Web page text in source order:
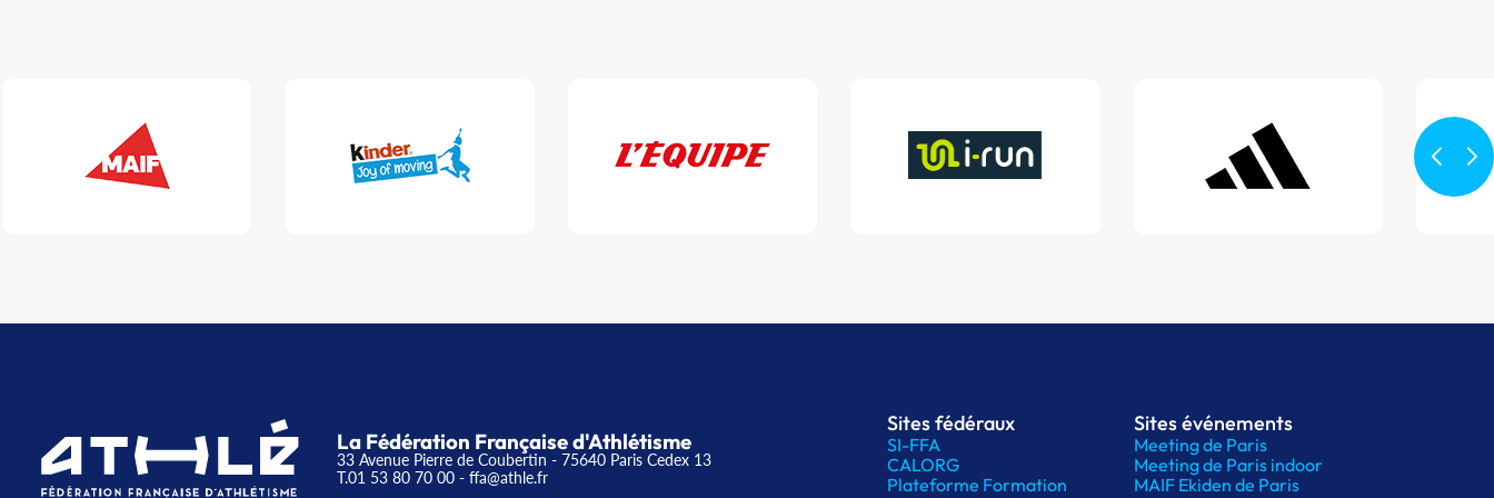
La Fédération Française d'Athlétisme
33 Avenue Pierre de Coubertin - 75640 Paris Cedex 13
T.01 53 80 70 00 - ffa@athle.fr
Sites fédéraux
SI-FFA
CALORG
Plateforme Formation
Sites événements
Meeting de Paris
Meeting de Paris indoor
MAIF Ekiden de Paris